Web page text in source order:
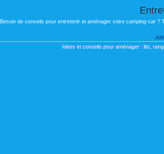
Besoin de conseils pour entretenir et aménager votre camping-car
Idées et conseils pour aménager : lits,